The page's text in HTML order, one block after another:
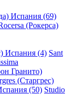
Испания (69)
(Рокерса)
Испания (4) Sant
Гранито)
(Старгрес)
(50) Studio